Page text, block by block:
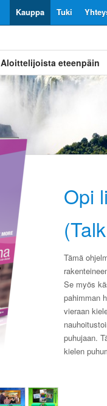
Tuki
Kauppa
Aloittelijoista eteenpäin
Opi
Tämä
Se myös
pahimman
vieraan
puhujaan.
kielen